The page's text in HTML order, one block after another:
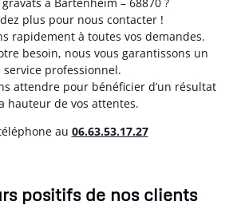
plus pour nous contacter !
rapidement à toutes vos demandes.
besoin, nous vous garantissons un
service professionnel.
attendre pour bénéficier d’un résultat
hauteur de vos attentes.
au 06.63.53.17.27
positifs de nos clients